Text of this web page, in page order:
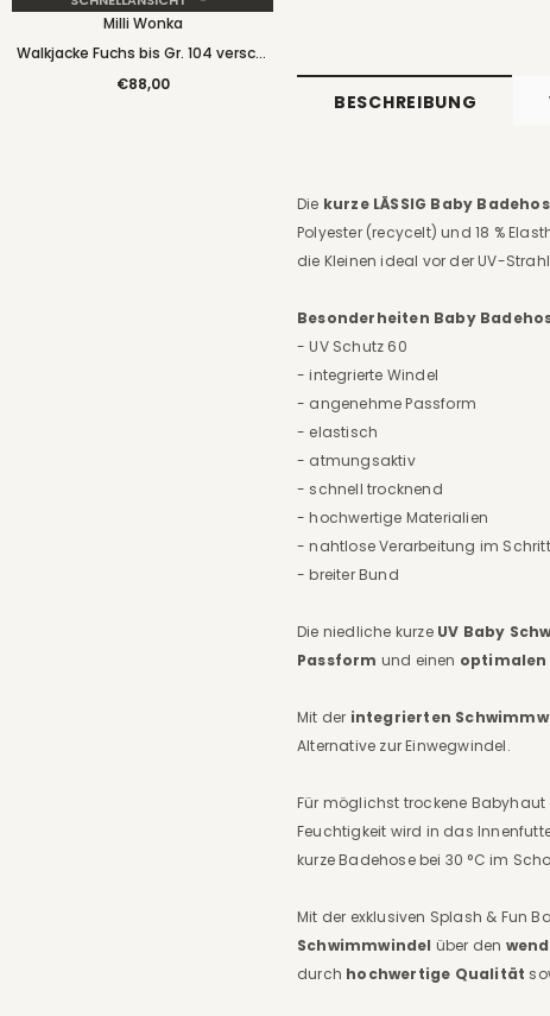
Milli Wonka
Walkjacke Fuchs bis Gr. 104 versch.
Farben - Milli Wonka
€88,00
BESCHREIBUNG
Die kurze LÄSSIG Baby
Polyester (recycelt) und 18 %
die Kleinen ideal vor der UV-
Besonderheiten Baby
- UV Schutz 60
- integrierte Windel
- angenehme Passform
- elastisch
- atmungsaktiv
- schnell trocknend
- hochwertige Materialien
- nahtlose Verarbeitung im Schritt
- breiter Bund
Die niedliche kurze UV Baby
Passform und einen optimalen
Mit der integrierten
Alternative zur Einwegwindel.
Für möglichst trockene
Feuchtigkeit wird in das
kurze Badehose bei 30 °C im
Mit der exklusiven Splash & Fun
Schwimmwindel über den
durch hochwertige Qualität